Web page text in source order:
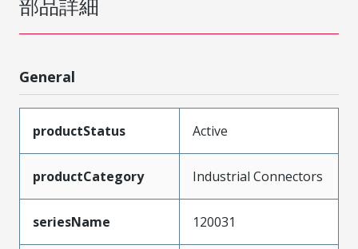
General
productStatus Active
productCategory Industrial Connectors
seriesName 120031